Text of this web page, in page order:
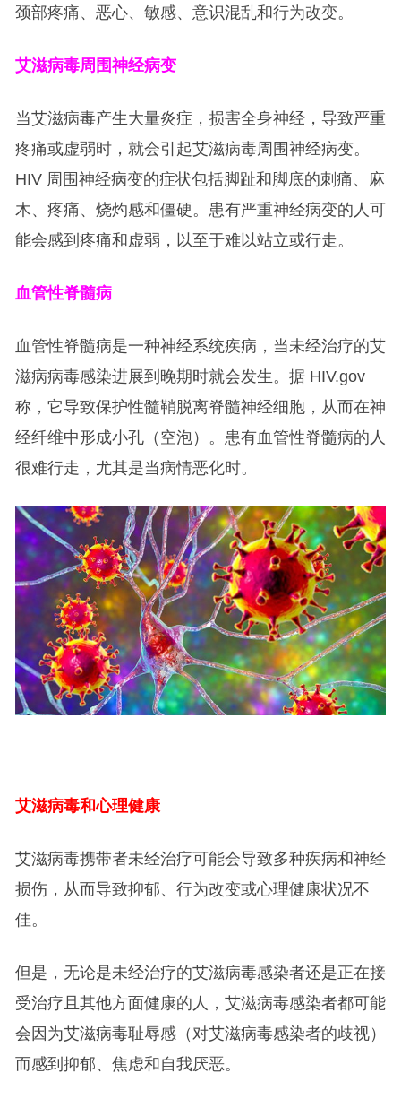
颈部疼痛、恶心、敏感、意识混乱和行为改变。
艾滋病毒周围神经病变
当艾滋病毒产生大量炎症，损害全身神经，导致严重
疼痛或虚弱时，就会引起艾滋病毒周围神经病变。
HIV 周围神经病变的症状包括脚趾和脚底的刺痛、麻
木、疼痛、烧灼感和僵硬。患有严重神经病变的人可
能会感到疼痛和虚弱，以至于难以站立或行走。
血管性脊髓病
血管性脊髓病是一种神经系统疾病，当未经治疗的艾
滋病病毒感染进展到晚期时就会发生。据 HIV.gov
称，它导致保护性髓鞘脱离脊髓神经细胞，从而在神
经纤维中形成小孔（空泡）。患有血管性脊髓病的人
很难行走，尤其是当病情恶化时。
艾滋病毒和心理健康
艾滋病毒携带者未经治疗可能会导致多种疾病和神经
损伤，从而导致抑郁、行为改变或心理健康状况不
佳。
但是，无论是未经治疗的艾滋病毒感染者还是正在接
受治疗且其他方面健康的人，艾滋病毒感染者都可能
会因为艾滋病毒耻辱感（对艾滋病毒感染者的歧视）
而感到抑郁、焦虑和自我厌恶。